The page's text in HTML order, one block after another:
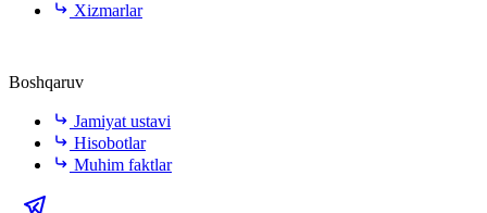
Xizmarlar
Boshqaruv
Jamiyat ustavi
Hisobotlar
Muhim faktlar